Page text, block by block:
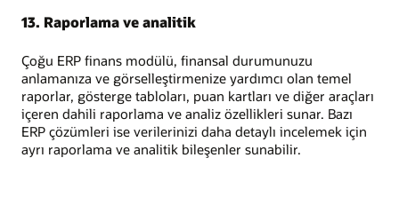
13. Raporlama ve analitik
Çoğu ERP finans modülü, finansal durumunuzu
anlamanıza ve görselleştirmenize yardımcı olan temel
raporlar, gösterge tabloları, puan kartları ve diğer araçları
içeren dahili raporlama ve analiz özellikleri sunar. Bazı
ERP çözümleri ise verilerinizi daha detaylı incelemek için
ayrı raporlama ve analitik bileşenler sunabilir.